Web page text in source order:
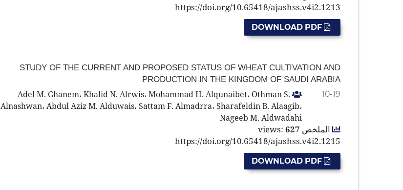
https://doi.org/10.65418/ajashss.v4i2.1213
DOWNLOAD PDF
STUDY OF THE CURRENT AND PROPOSED STATUS OF WHEAT CULTIVATION AND
PRODUCTION IN THE KINGDOM OF SAUDI ARABIA
Adel M. Ghanem، Khalid N. Alrwis، Mohammad H. Alqunaibet، Othman S.
Alnashwan، Abdul Aziz M. Alduwais، Sattam F. Almadrra، Sharafeldin B. Alaagib،
Nageeb M. Aldwadahi
10-19
الملخص views: 627
https://doi.org/10.65418/ajashss.v4i2.1215
DOWNLOAD PDF